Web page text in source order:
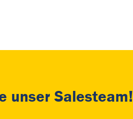
unser Salesteam!